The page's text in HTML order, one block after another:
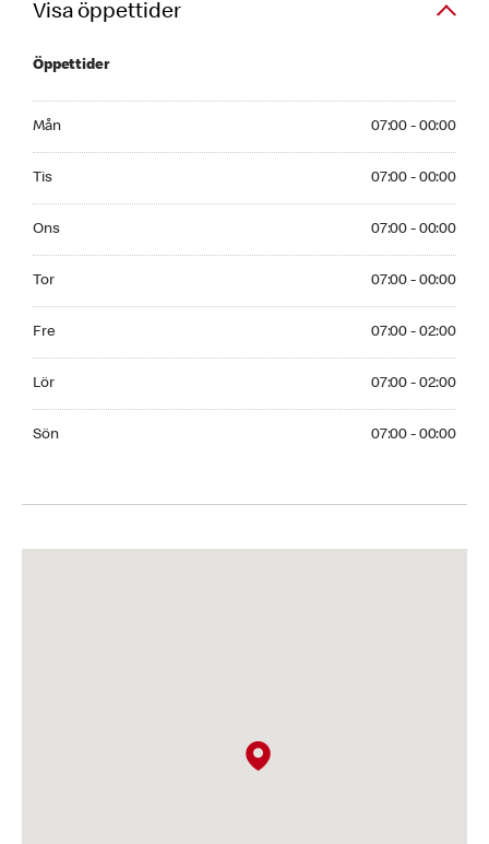
Visa öppettider
Öppettider
Mån 07:00 - 00:00
Tis 07:00 - 00:00
Ons 07:00 - 00:00
Tor 07:00 - 00:00
Fre 07:00 - 02:00
Lör 07:00 - 02:00
Sön 07:00 - 00:00